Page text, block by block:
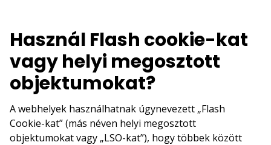
Használ Flash cookie-kat
vagy helyi megosztott
objektumokat?
A webhelyek használhatnak úgynevezett „Flash
Cookie-kat” (más néven helyi megosztott
objektumokat vagy „LSO-kat”), hogy többek között